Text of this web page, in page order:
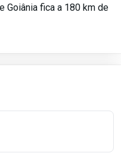
Goiânia fica a 180 km de